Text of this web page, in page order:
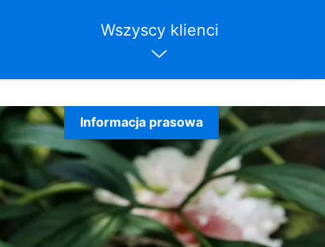
Wszyscy klienci
Informacja prasowa